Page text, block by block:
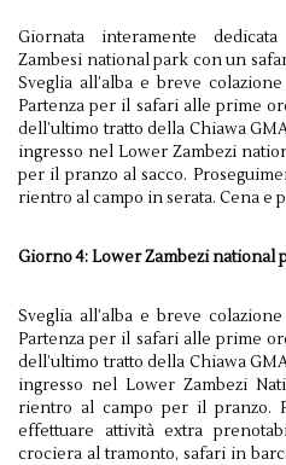
Giornata interamente
Zambesi national park con un
Sveglia all’alba e breve
Partenza per il safari alle prime
dell’ultimo tratto della Chiawa
ingresso nel Lower Zambezi
per il pranzo al sacco.
rientro al campo in serata. Cena e
Giorno 4: Lower Zambezi national
Sveglia all’alba e breve
Partenza per il safari alle prime
dell’ultimo tratto della Chiawa
ingresso nel Lower Zambezi
rientro al campo per il pranzo.
effettuare attività extra
crociera al tramonto, safari in